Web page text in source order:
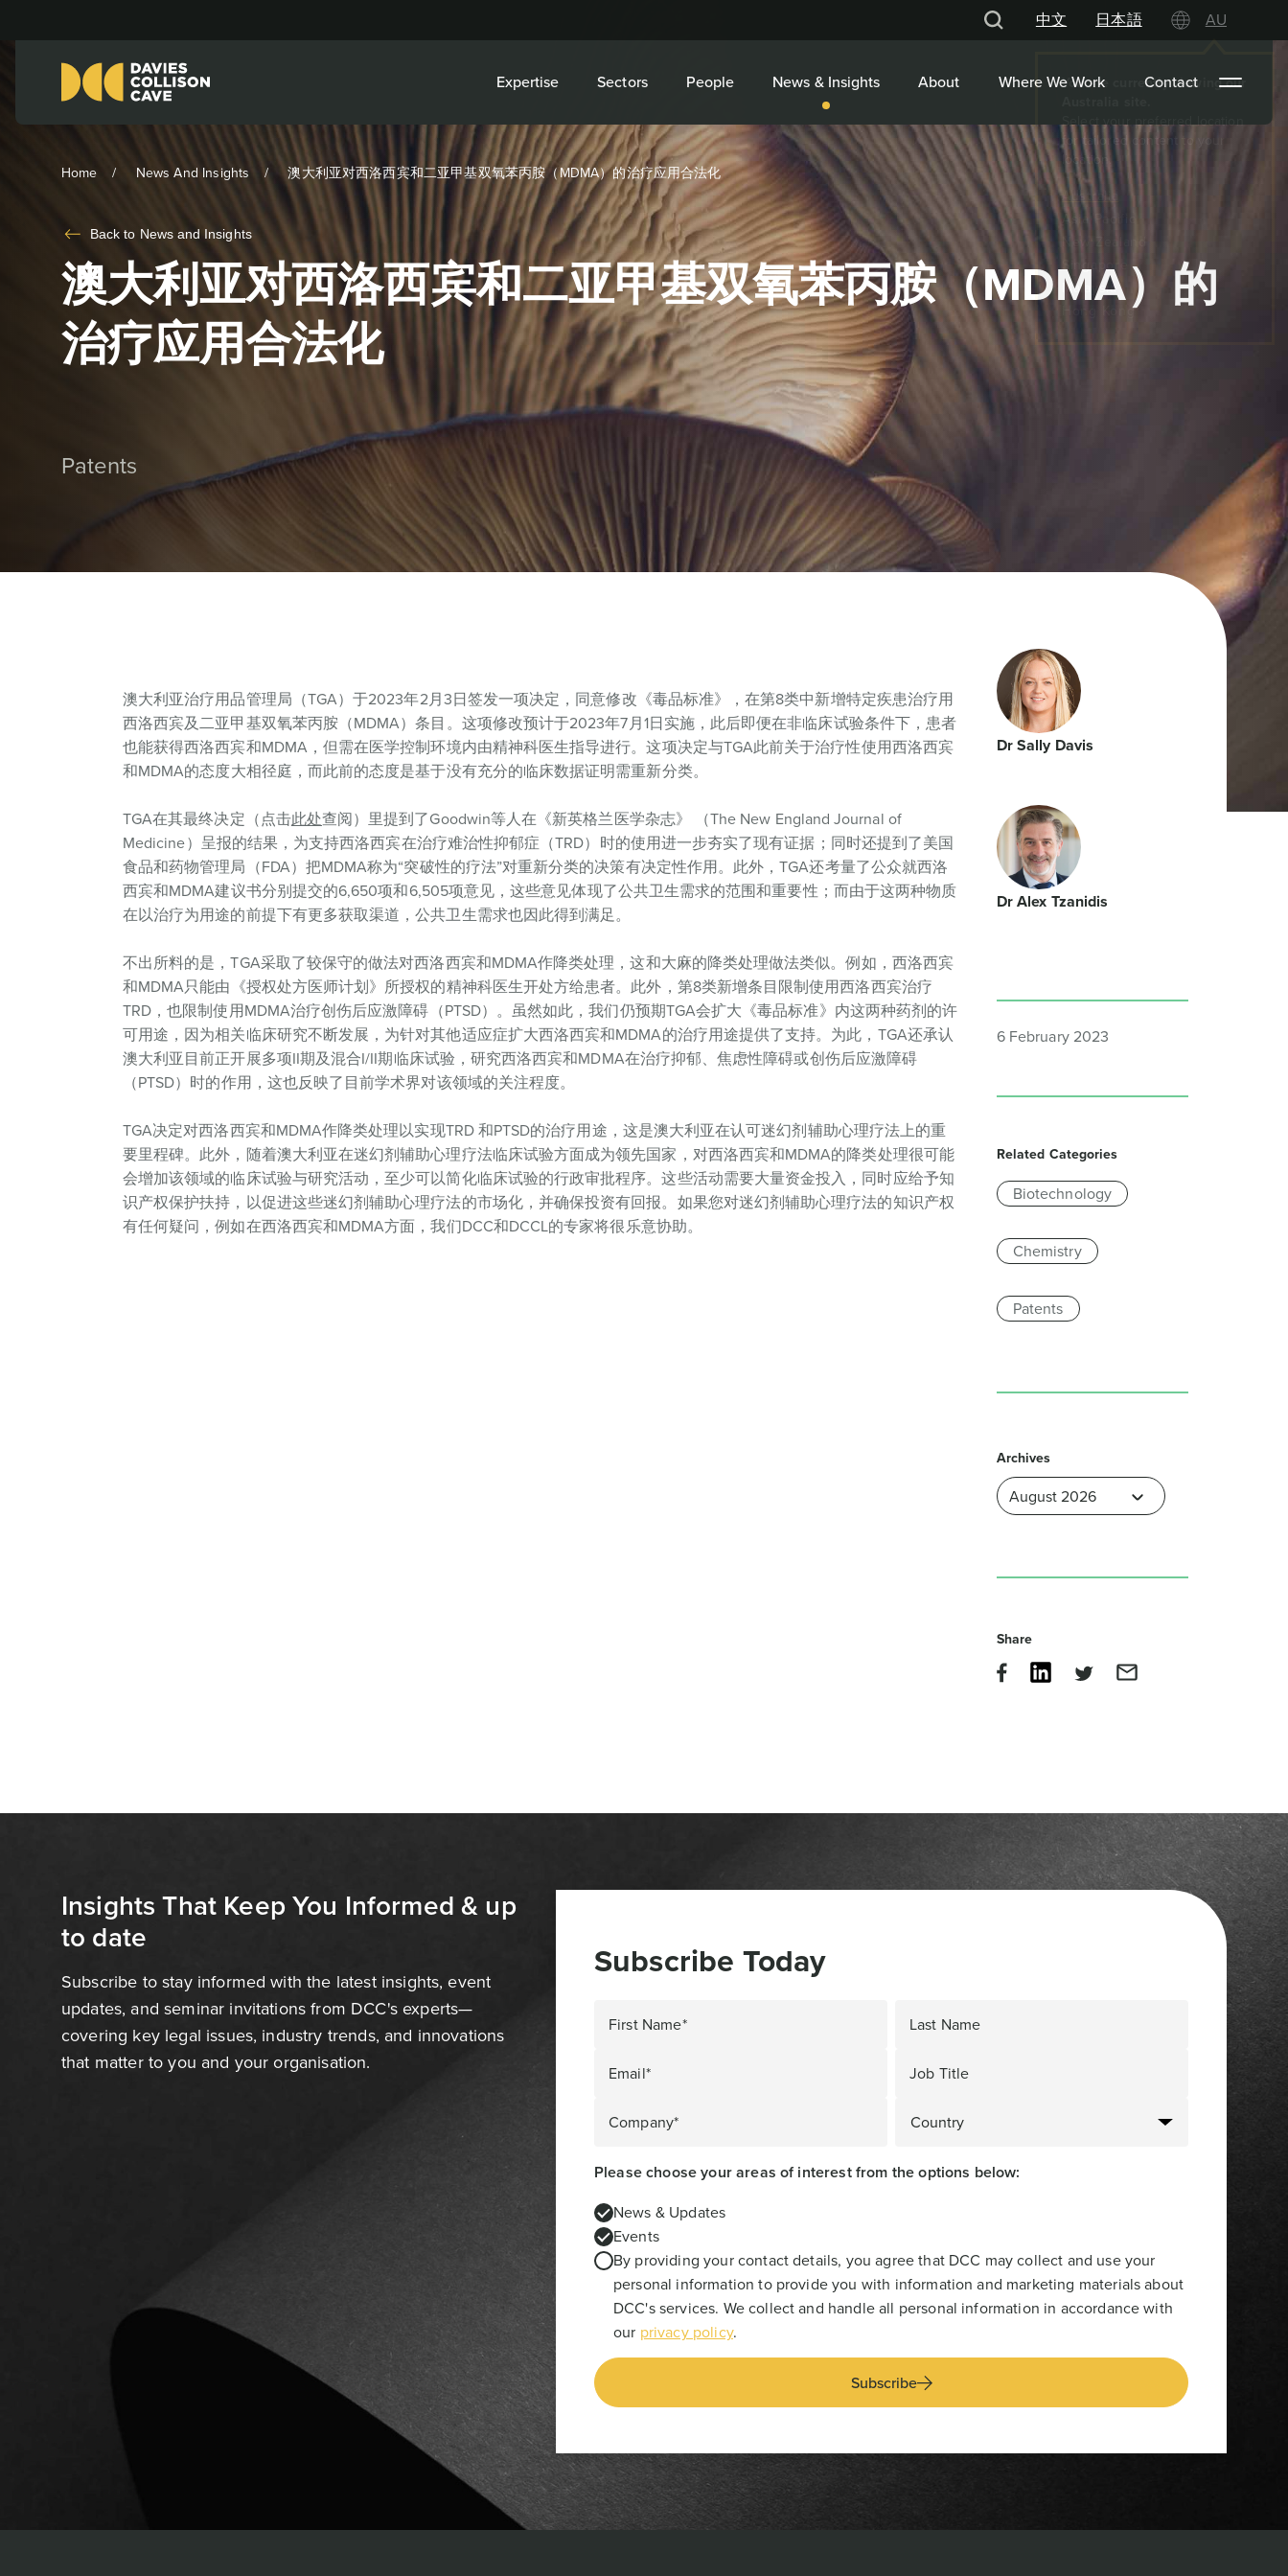
中文 日本語 AU
Expertise Sectors People News & Insights About Where We Work Contact
Home News And Insights 澳大利亚对西洛西宾和二亚甲基双氧苯丙胺（MDMA）的治疗应用合法化
Back to News and Insights
澳大利亚对西洛西宾和二亚甲基双氧苯丙胺（MDMA）的
治疗应用合法化
Patents
澳大利亚治疗用品管理局（TGA）于2023年2月3日签发一项决定，同意修改《毒品标准》，在第8类中新增特定疾患治疗用
西洛西宾及二亚甲基双氧苯丙胺（MDMA）条目。这项修改预计于2023年7月1日实施，此后即便在非临床试验条件下，患者
也能获得西洛西宾和MDMA，但需在医学控制环境内由精神科医生指导进行。这项决定与TGA此前关于治疗性使用西洛西宾
和MDMA的态度大相径庭，而此前的态度是基于没有充分的临床数据证明需重新分类。
TGA在其最终决定（点击此处查阅）里提到了Goodwin等人在《新英格兰医学杂志》 （The New England Journal of
Medicine）呈报的结果，为支持西洛西宾在治疗难治性抑郁症（TRD）时的使用进一步夯实了现有证据；同时还提到了美国
食品和药物管理局（FDA）把MDMA称为“突破性的疗法”对重新分类的决策有决定性作用。此外，TGA还考量了公众就西洛
西宾和MDMA建议书分别提交的6,650项和6,505项意见，这些意见体现了公共卫生需求的范围和重要性；而由于这两种物质
在以治疗为用途的前提下有更多获取渠道，公共卫生需求也因此得到满足。
不出所料的是，TGA采取了较保守的做法对西洛西宾和MDMA作降类处理，这和大麻的降类处理做法类似。例如，西洛西宾
和MDMA只能由《授权处方医师计划》所授权的精神科医生开处方给患者。此外，第8类新增条目限制使用西洛西宾治疗
TRD，也限制使用MDMA治疗创伤后应激障碍（PTSD）。虽然如此，我们仍预期TGA会扩大《毒品标准》内这两种药剂的许
可用途，因为相关临床研究不断发展，为针对其他适应症扩大西洛西宾和MDMA的治疗用途提供了支持。为此，TGA还承认
澳大利亚目前正开展多项II期及混合I/II期临床试验，研究西洛西宾和MDMA在治疗抑郁、焦虑性障碍或创伤后应激障碍
（PTSD）时的作用，这也反映了目前学术界对该领域的关注程度。
TGA决定对西洛西宾和MDMA作降类处理以实现TRD 和PTSD的治疗用途，这是澳大利亚在认可迷幻剂辅助心理疗法上的重
要里程碑。此外，随着澳大利亚在迷幻剂辅助心理疗法临床试验方面成为领先国家，对西洛西宾和MDMA的降类处理很可能
会增加该领域的临床试验与研究活动，至少可以简化临床试验的行政审批程序。这些活动需要大量资金投入，同时应给予知
识产权保护扶持，以促进这些迷幻剂辅助心理疗法的市场化，并确保投资有回报。如果您对迷幻剂辅助心理疗法的知识产权
有任何疑问，例如在西洛西宾和MDMA方面，我们DCC和DCCL的专家将很乐意协助。
Dr Sally Davis
Dr Alex Tzanidis
6 February 2023
Related Categories
Biotechnology
Chemistry
Patents
Archives
Share
Insights That Keep You Informed & up
to date
Subscribe to stay informed with the latest insights, event
updates, and seminar invitations from DCC's experts—
covering key legal issues, industry trends, and innovations
that matter to you and your organisation.
Subscribe Today
First Name* Last Name
Email* Job Title
Company*
Please choose your areas of interest from the options below:
News & Updates
Events
By providing your contact details, you agree that DCC may collect and use your
personal information to provide you with information and marketing materials about
DCC's services. We collect and handle all personal information in accordance with
our privacy policy.
Subscribe